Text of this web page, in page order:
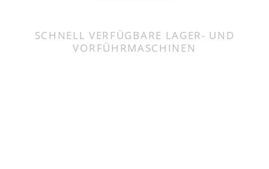
SCHNELL VERFÜGBARE LAGER- UND
VORFÜHRMASCHINEN